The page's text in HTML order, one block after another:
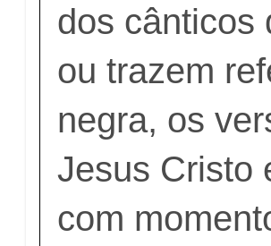
dos cânticos
ou trazem
negra, os
Jesus Cristo
com